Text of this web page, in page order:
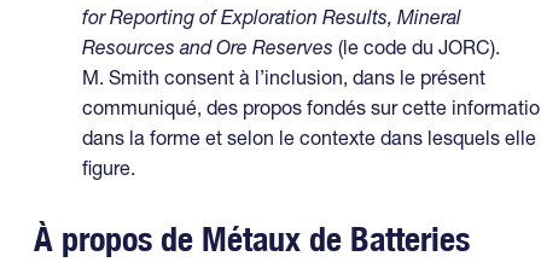
for Reporting of Exploration Results, Mineral
Resources and Ore Reserves (le code du JORC).
M. Smith consent à l’inclusion, dans le présent
communiqué, des propos fondés sur cette
dans la forme et selon le contexte dans lesquels elle
figure.
À propos de Métaux de Batteries